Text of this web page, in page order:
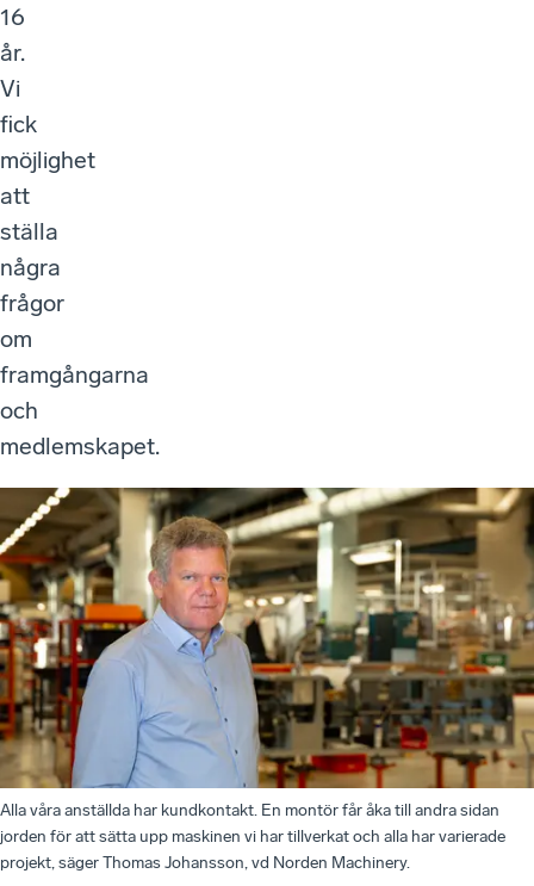
16
år.
Vi
fick
möjlighet
att
ställa
några
frågor
om
framgångarna
och
medlemskapet.
Alla våra anställda har kundkontakt. En montör får åka till andra sidan
jorden för att sätta upp maskinen vi har tillverkat och alla har varierade
projekt, säger Thomas Johansson, vd Norden Machinery.